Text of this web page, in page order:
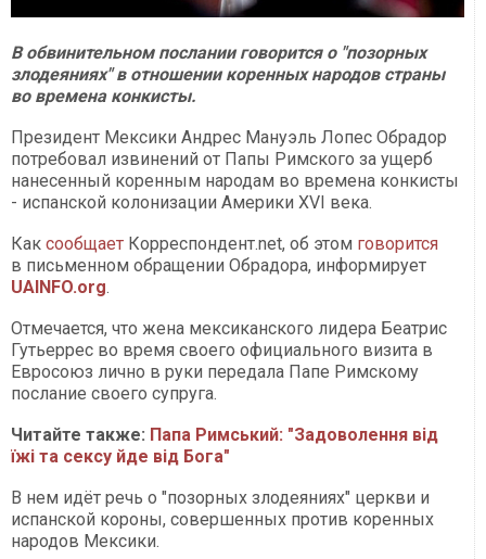
В обвинительном послании говорится о "позорных
злодеяниях" в отношении коренных народов страны
во времена конкисты.
Президент Мексики Андрес Мануэль Лопес Обрадор
потребовал извинений от Папы Римского за ущерб
нанесенный коренным народам во времена конкисты
- испанской колонизации Америки XVI века.
Как сообщает Корреспондент.net, об этом говорится
в письменном обращении Обрадора, информирует
UAINFO.org.
Отмечается, что жена мексиканского лидера Беатрис
Гутьеррес во время своего официального визита в
Евросоюз лично в руки передала Папе Римскому
послание своего супруга.
Читайте также: Папа Римський: "Задоволення від
їжі та сексу йде від Бога"
В нем идёт речь о "позорных злодеяниях" церкви и
испанской короны, совершенных против коренных
народов Мексики.